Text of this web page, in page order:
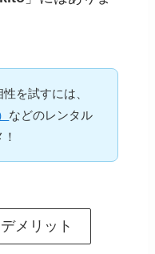
を試すには、
などのレンタル
メリット